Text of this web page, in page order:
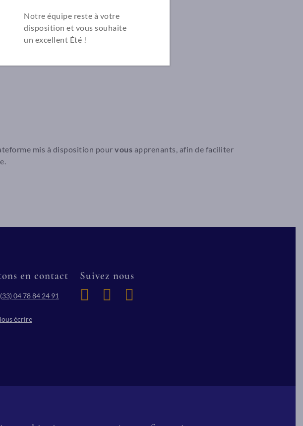
mis à disposition pour vous apprenants, afin de faciliter
en contact
04 78 84 24 91
écrire
Suivez nous
Notre équipe reste à votre
disposition et vous souhaite
un excellent Été !